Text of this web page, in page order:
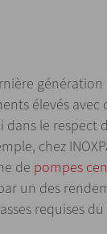
élevés avec
dans le respect
chez
de pompes
un des
requises